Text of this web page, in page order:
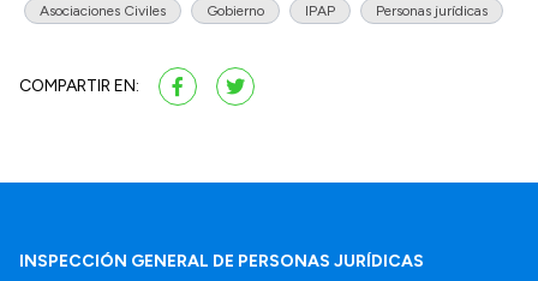
Asociaciones Civiles Gobierno IPAP Personas jurídicas
COMPARTIR EN:
INSPECCIÓN GENERAL DE PERSONAS JURÍDICAS